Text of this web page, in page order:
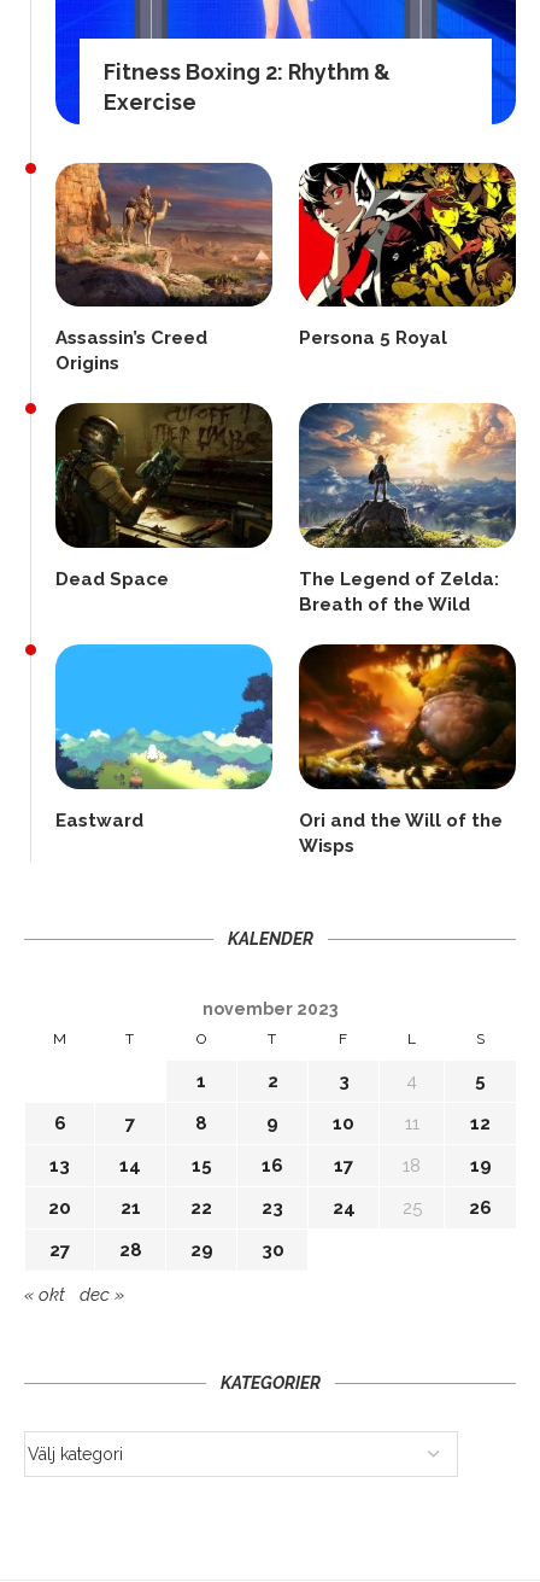
Fitness Boxing 2: Rhythm &
Exercise
Assassin’s Creed
Origins
Persona 5 Royal
Dead Space
The Legend of Zelda:
Breath of the Wild
Eastward
Ori and the Will of the
Wisps
KALENDER
november 2023
M T O T F L S
1 2 3 4
5
6
7 8 9 10 11
12
13
14 15 16 17 18
19
20
21 22 23 24 25
26
27
28 29 30
« okt dec »
KATEGORIER